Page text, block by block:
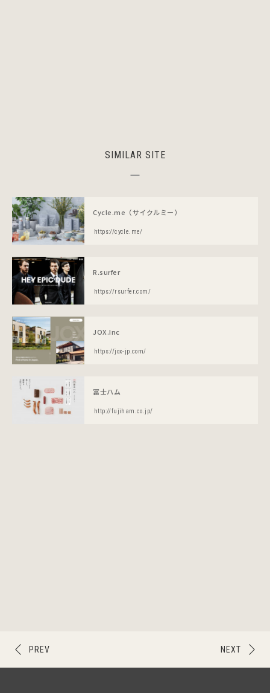
SIMILAR SITE
Cycle.me（サイクルミー）
https://cycle.me/
R.surfer
https://rsurfer.com/
JOX.Inc
https://jox-jp.com/
冨士ハム
http://fujiham.co.jp/
NEXT
PREV